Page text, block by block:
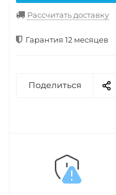
Рассчитать доставку
Гарантия 12 месяцев
Поделиться